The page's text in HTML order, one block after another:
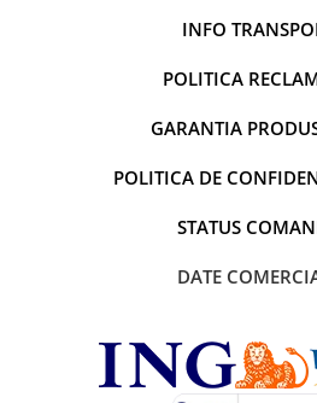
INFO
POLITICA
GARANTIA
POLITICA DE
STATUS
DATE